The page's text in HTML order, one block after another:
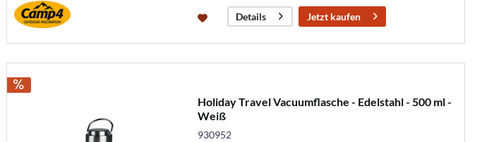
Details Jetzt kaufen
Holiday Travel Vacuumflasche - Edelstahl - 500 ml -
Weiß
930952